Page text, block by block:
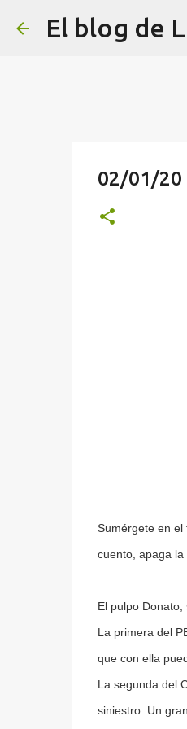
El blog de
02/01/20
Sumérgete en el
cuento, apaga
El pulpo
La primera del
que con ella
La segunda del
siniestro. Un